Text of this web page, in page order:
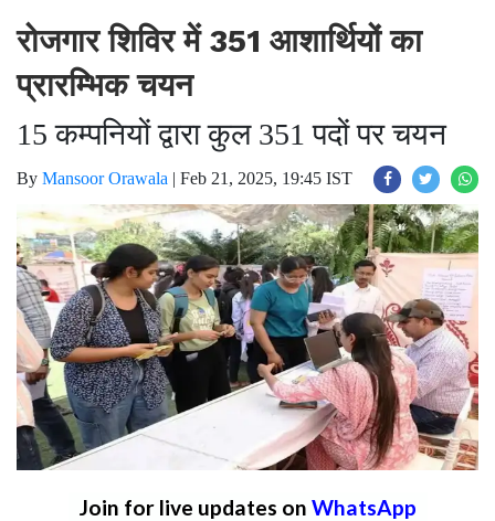
रोजगार शिविर में 351 आशार्थियों का
प्रारम्भिक चयन
15 कम्पनियों द्वारा कुल 351 पदों पर चयन
By Mansoor Orawala | Feb 21, 2025, 19:45 IST
Join for live updates on WhatsApp